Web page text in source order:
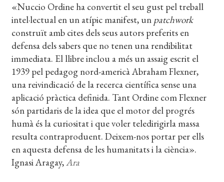
«Nuccio Ordine ha convertit el seu gust pel treball
intel·lectual en un atípic manifest, un patchwork
construït amb cites dels seus autors preferits en
defensa dels sabers que no tenen una rendibilitat
immediata. El llibre inclou a més un assaig escrit el
1939 pel pedagog nord-americà Abraham Flexner,
una reivindicació de la recerca científica sense una
aplicació pràctica definida. Tant Ordine com Flexner
són partidaris de la idea que el motor del progrés
humà és la curiositat i que voler teledirigirla massa
resulta contraproduent. Deixem-nos portar per ells
en aquesta defensa de les humanitats i la ciència».
Ignasi Aragay,Ara